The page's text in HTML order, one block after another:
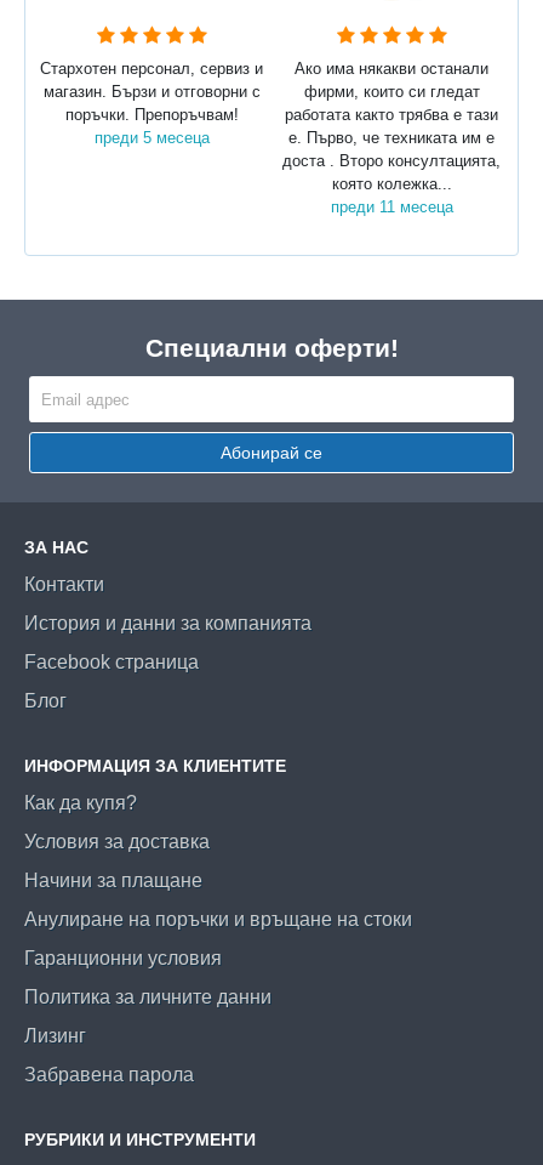
Стархотен персонал, сервиз и
магазин. Бързи и отговорни с
поръчки. Препоръчвам!
преди 5 месеца
Ако има някакви останали
фирми, които си гледат
работата както трябва е тази
е. Първо, че техниката им е
доста . Второ консултацията,
която колежка...
преди 11 месеца
Специални оферти!
Абонирай се
ЗА НАС
Контакти
История и данни за компанията
Facebook страница
Блог
ИНФОРМАЦИЯ ЗА КЛИЕНТИТЕ
Как да купя?
Условия за доставка
Начини за плащане
Анулиране на поръчки и връщане на стоки
Гаранционни условия
Политика за личните данни
Лизинг
Забравена парола
РУБРИКИ И ИНСТРУМЕНТИ